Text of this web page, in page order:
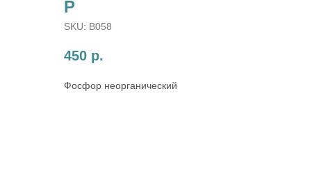
P
SKU: B058
450 р.
Фосфор неорганический